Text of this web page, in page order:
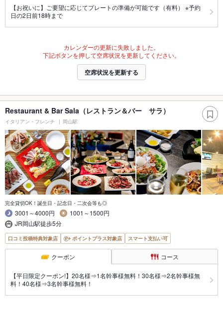
【お祝いに】ご要望に応じてプレートの準備が可能です（有料） ※予約
日の2日前18時まで
カレンダーの更新に失敗しました。
下記ボタンを押して空席状況を更新してください。
空席状況を更新する
Restaurant & Bar Sala（レストラン＆バー サラ）
イタリアン・フレンチ 岡山駅
完全貸切OK！誕生日・記念日・二次会等も◎
3001～4000円
1001～1500円
JR岡山駅徒歩5分
口コミ投稿特典対象店 ポイントプラス対象店 スマート支払い可
クーポン コース
【平日限定クーポン!】20名様⇒1名幹事様無料！30名様⇒2名幹事様無
料！40名様⇒3名幹事様無料！